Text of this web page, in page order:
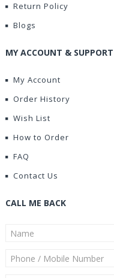
Return Policy
Blogs
MY ACCOUNT & SUPPORT
My Account
Order History
Wish List
How to Order
FAQ
Contact Us
CALL ME BACK